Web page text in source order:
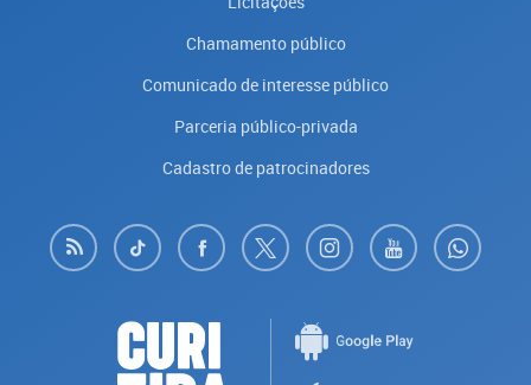
Chamamento público
Comunicado de interesse público
Parceria público-privada
Cadastro de patrocinadores